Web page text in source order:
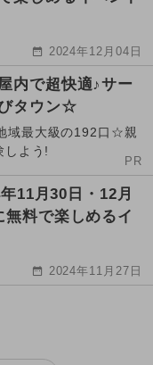
2024年12月04日
内で超快適♪サー
タウン☆
域最大級の192口☆親
しよう!
PR
11月30日・12月
無料で楽しめるイ
2024年11月27日